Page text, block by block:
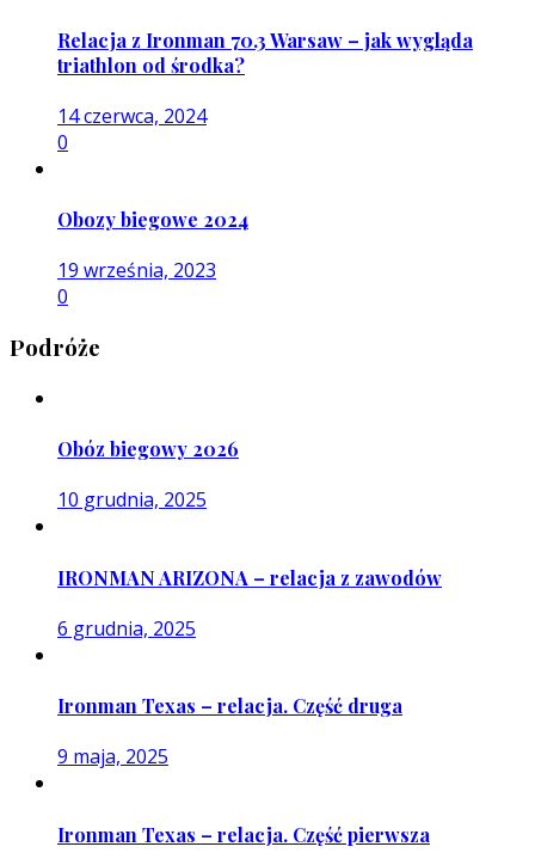
Relacja z Ironman 70.3 Warsaw – jak wygląda
triathlon od środka?
14 czerwca, 2024
0
Obozy biegowe 2024
19 września, 2023
0
Podróże
Obóz biegowy 2026
10 grudnia, 2025
IRONMAN ARIZONA – relacja z zawodów
6 grudnia, 2025
Ironman Texas – relacja. Część druga
9 maja, 2025
Ironman Texas – relacja. Część pierwsza